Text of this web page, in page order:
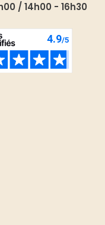
/ 14h00 - 16h30